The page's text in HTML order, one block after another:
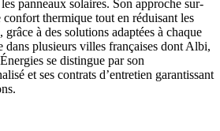
panneaux solaires. Son approche sur-
thermique tout en réduisant les
grâce à des solutions adaptées à chaque
dans plusieurs villes françaises dont Albi,
se distingue par son
et ses contrats d’entretien garantissant